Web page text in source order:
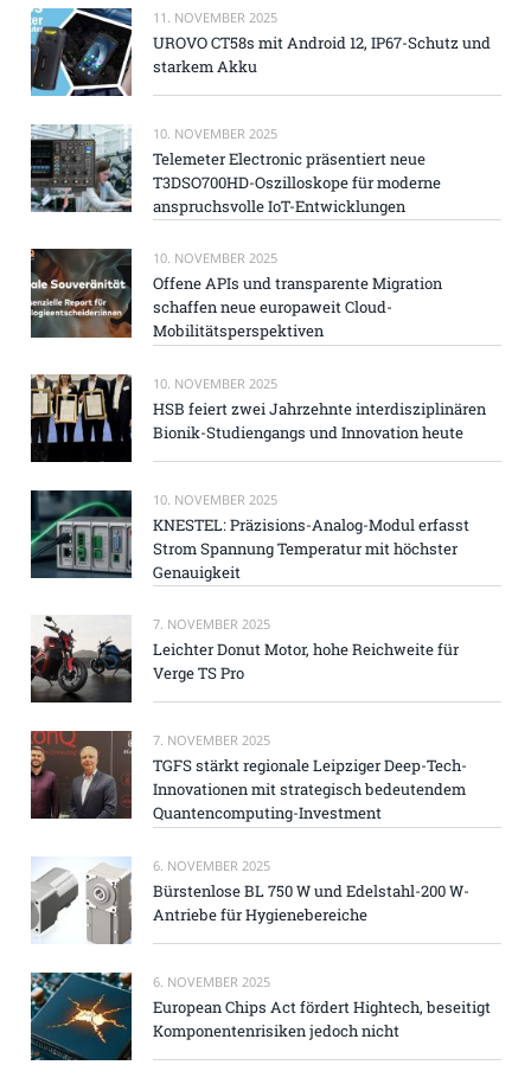
11. NOVEMBER 2025
UROVO CT58s mit Android 12, IP67-Schutz und
starkem Akku
10. NOVEMBER 2025
Telemeter Electronic präsentiert neue
T3DSO700HD-Oszilloskope für moderne
anspruchsvolle IoT-Entwicklungen
10. NOVEMBER 2025
Offene APIs und transparente Migration
schaffen neue europaweit Cloud-
Mobilitätsperspektiven
10. NOVEMBER 2025
HSB feiert zwei Jahrzehnte interdisziplinären
Bionik-Studiengangs und Innovation heute
10. NOVEMBER 2025
KNESTEL: Präzisions-Analog-Modul erfasst
Strom Spannung Temperatur mit höchster
Genauigkeit
7. NOVEMBER 2025
Leichter Donut Motor, hohe Reichweite für
Verge TS Pro
7. NOVEMBER 2025
TGFS stärkt regionale Leipziger Deep-Tech-
Innovationen mit strategisch bedeutendem
Quantencomputing-Investment
6. NOVEMBER 2025
Bürstenlose BL 750 W und Edelstahl-200 W-
Antriebe für Hygienebereiche
6. NOVEMBER 2025
European Chips Act fördert Hightech, beseitigt
Komponentenrisiken jedoch nicht